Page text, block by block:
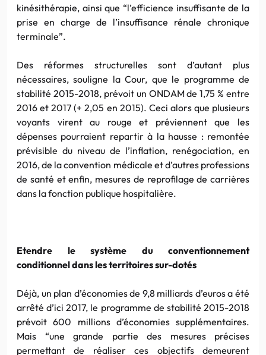
kinésithérapie, ainsi que “l’efficience insuffisante de la
prise en charge de l’insuffisance rénale chronique
terminale”.
Des réformes structurelles sont d’autant plus
nécessaires, souligne la Cour, que le programme de
stabilité 2015-2018, prévoit un ONDAM de 1,75 % entre
2016 et 2017 (+ 2,05 en 2015). Ceci alors que plusieurs
voyants virent au rouge et préviennent que les
dépenses pourraient repartir à la hausse : remontée
prévisible du niveau de l’inflation, renégociation, en
2016, de la convention médicale et d’autres professions
de santé et enfin, mesures de reprofilage de carrières
dans la fonction publique hospitalière.
Etendre le système du conventionnement
conditionnel dans les territoires sur-dotés
Déjà, un plan d’économies de 9,8 milliards d’euros a été
arrêté d’ici 2017, le programme de stabilité 2015-2018
prévoit 600 millions d’économies supplémentaires.
Mais “une grande partie des mesures précises
permettant de réaliser ces objectifs demeurent